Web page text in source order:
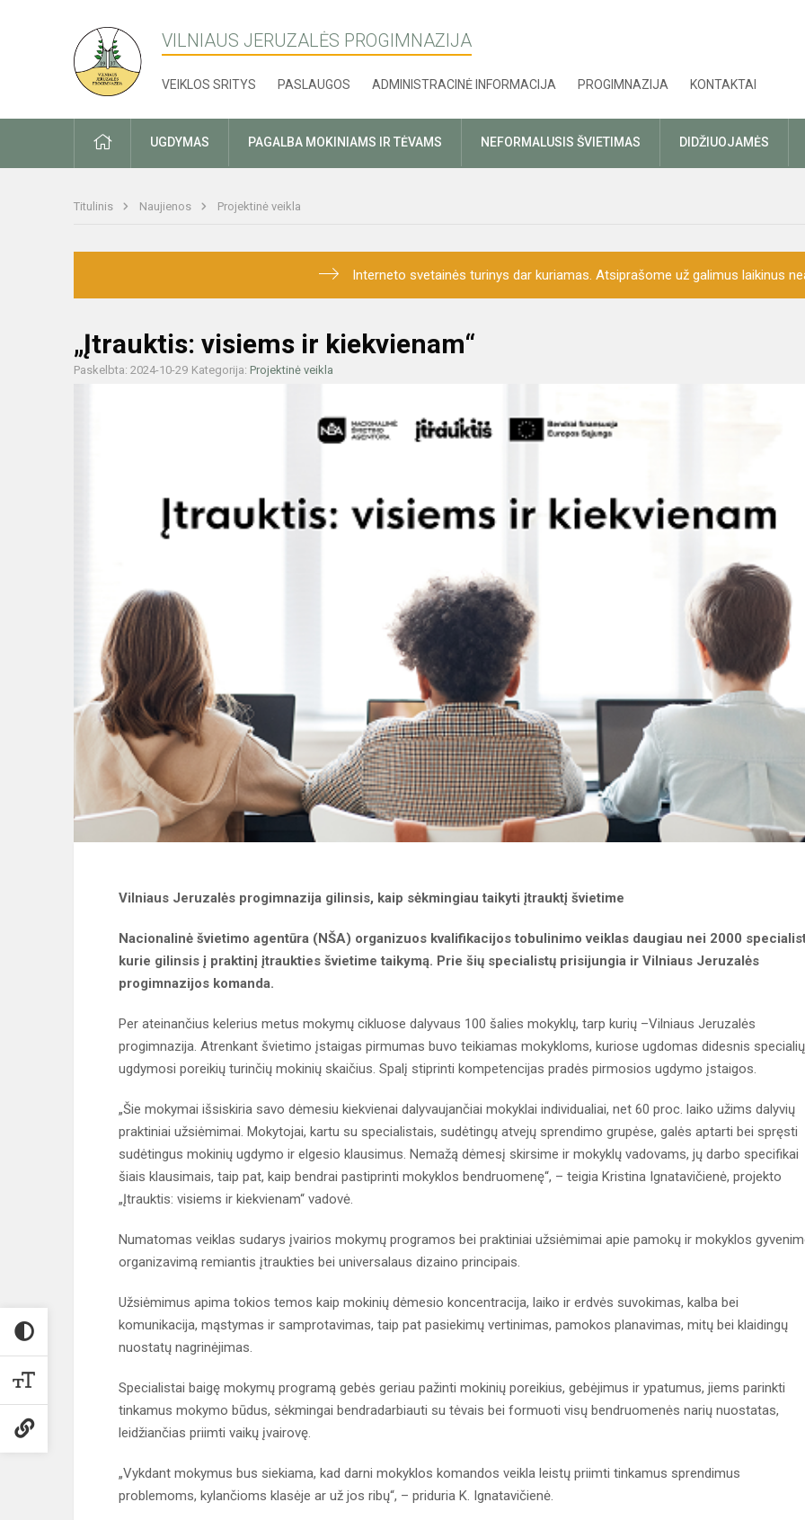
VILNIAUS JERUZALĖS PROGIMNAZIJA
VEIKLOS SRITYS PASLAUGOS ADMINISTRACINĖ INFORMACIJA PROGIMNAZIJA KONTAKTAI
PRADŽIAUGDYMAS PAGALBA MOKINIAMS IR TĖVAMS NEFORMALUSIS ŠVIETIMAS DIDŽIUOJAMĖS
Titulinis Naujienos Projektinė veikla
Interneto svetainės turinys dar kuriamas. Atsiprašome už galimus laikinus
„Įtrauktis: visiems ir kiekvienam“
Paskelbta: 2024-10-29 Kategorija: Projektinė veikla
Vilniaus Jeruzalės progimnazija gilinsis, kaip sėkmingiau taikyti įtrauktį švietime
Nacionalinė švietimo agentūra (NŠA) organizuos kvalifikacijos tobulinimo veiklas daugiau nei 2000
kurie gilinsis į praktinį įtraukties švietime taikymą. Prie šių specialistų prisijungia ir Vilniaus Jeruzalės
progimnazijos komanda.
Per ateinančius kelerius metus mokymų cikluose dalyvaus 100 šalies mokyklų, tarp kurių –Vilniaus Jeruzalės
progimnazija. Atrenkant švietimo įstaigas pirmumas buvo teikiamas mokykloms, kuriose ugdomas didesnis
ugdymosi poreikių turinčių mokinių skaičius. Spalį stiprinti kompetencijas pradės pirmosios ugdymo įstaigos.
„Šie mokymai išsiskiria savo dėmesiu kiekvienai dalyvaujančiai mokyklai individualiai, net 60 proc. laiko užims dalyvių
praktiniai užsiėmimai. Mokytojai, kartu su specialistais, sudėtingų atvejų sprendimo grupėse, galės aptarti bei spręsti
sudėtingus mokinių ugdymo ir elgesio klausimus. Nemažą dėmesį skirsime ir mokyklų vadovams, jų darbo specifikai
šiais klausimais, taip pat, kaip bendrai pastiprinti mokyklos bendruomenę“, – teigia Kristina Ignatavičienė, projekto
„Įtrauktis: visiems ir kiekvienam“ vadovė.
Numatomas veiklas sudarys įvairios mokymų programos bei praktiniai užsiėmimai apie pamokų ir mokyklos
organizavimą remiantis įtraukties bei universalaus dizaino principais.
Užsiėmimus apima tokios temos kaip mokinių dėmesio koncentracija, laiko ir erdvės suvokimas, kalba bei
komunikacija, mąstymas ir samprotavimas, taip pat pasiekimų vertinimas, pamokos planavimas, mitų bei klaidingų
nuostatų nagrinėjimas.
Specialistai baigę mokymų programą gebės geriau pažinti mokinių poreikius, gebėjimus ir ypatumus, jiems parinkti
tinkamus mokymo būdus, sėkmingai bendradarbiauti su tėvais bei formuoti visų bendruomenės narių nuostatas,
leidžiančias priimti vaikų įvairovę.
„Vykdant mokymus bus siekiama, kad darni mokyklos komandos veikla leistų priimti tinkamus sprendimus
problemoms, kylančioms klasėje ar už jos ribų“, – priduria K. Ignatavičienė.